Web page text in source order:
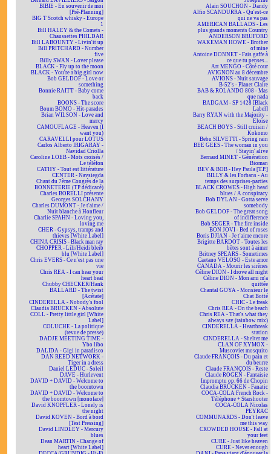
BIBIE - En souvenir de moi
[Pré-Planning]
BIG T Scotch whisky - Europe
1
Bill HALEY & the Comets -
Chaussettes PHILDAR
Bill LABOUNTY - Livin'it up
Bill PRITCHARD - Number
five
Billy SWAN - Lover please
BLACK - Fly up to the moon
BLACK - You're a big girl now
Bob GELDOF - Love or
something
Bonnie RAITT - Baby come
back
BOONS - The score
Boum BOMO - Hit-parades
Brian WILSON - Love and
mercy
CAMOUFLAGE - Heaven (I
want you)
CARAVELLI pour LOTUS
Carlos Alberto IRIGARAY -
Navidad Criolla
Caroline LOEB - Mots croisés /
Le téléfon
CATHY - Tout est littérature
CENTER - Navsiegda
Chant du 7ème Congrès de la
BONNETERIE (TP dédicacé)
Charles BORELLI présente
Georges SOLCHANY
Charles DUMONT - Je t'aime /
Nuit blanche à Honfleur
Charlie SPAHN - Loving you,
loving me
CHER - Gypsys, tramps and
thieves [White Label]
CHINA CRISIS - Black man ray
CHOPPER - Lili/Heidi bleib
blu [White Label]
Chris EVERS - Ce n'est pas une
vie
Chris REA - I can hear your
heart beat
Chubby CHECKER/Hank
BALLARD - The twist
[Acétate]
CINDERELLA - Nobody's fool
Claudia BRÜCKEN - Absolute
COLL - Pretty little girl [White
Label]
COLUCHE - La politique
(revue de presse)
DADJE MEETING TIME -
Ybo libo
DALIDA - Gigi in paradisco
DAN REED NETWORK -
Tiger in a dress
Daniel LEDUC - Soleil
DAVE - Hurlevent
DAVID + DAVID - Welcome to
the boomtown
DAVID + DAVID - Welcome to
the boomtown [monoface]
David KNOPFLER - Lonely is
the night
David KOVEN - Bord à bord
[Test Pressing]
David LINDLEY - Mercury
blues
Dean MARTIN - Change of
heart [White Label]
Alain SOUCHON - Dandy
Alfio SCANDURRA - Qu'est-ce
qui ne va pas
AMERICAN BALLADS - Les
plus grands moments Country
ANDERSON BRUFORD
WAKEMAN HOWE - Brother
of mine
Antoine DONNET - Fais gaffe à
ce que tu penses...
Art MENGO - Côté cour
AVIGNON au 8 décembre
AVIONS - Nuit sauvage
B-52's - Planet Claire
BAB & ROLANDO 808 - Mas
que nada
BADGAM - SP 1428 [Black
Label]
Barry RYAN with the Majority -
Eloïse
BEACH BOYS - Still cruisin /
Kokomo
Bebu SILVETTI - Spring rain
BEE GEES - The woman in you
/ Stayin' alive
Bernard MINET - Génération
Bioman
BEV & BOB - Hey Paula [T.P.]
BILLY & les Forbans - Au
temps des surprises-parties
BLACK CROWES - High head
blues / A conspiracy
Bob DYLAN - Gotta serve
somebody
Bob GELDOF - The great song
of indifference
Bob SEGER - The fire inside
BON JOVI - Bed of roses
Boris DJIAN - Je t'aime encore
Brigitte BARDOT - Toutes les
bêtes sont à aimer
Britney SPEARS - Sometimes
Caetano VELOSO - Este amor
CANADA - Mourir les sirènes
Céline DION - I drove all night
Céline DION - Mon ami m'a
quittée
Chantal GOYA - Monsieur le
Chat Botté
CHIC - Le freak
Chris REA - On the beach
Chris REA - That's what they
always say (rainbow mix)
CINDERELLA - Heartbreak
station
CINDERELLA - Shelter me
CLAN OF XYMOX -
Muscoviet mosquito
Claude FRANÇOIS - Du pain et
du beurre
Claude FRANÇOIS - Reste
Claude ROGEN - Fantaisie
Impromptu op. 66 de Chopin
Claudia BRÜCKEN - Fanatic
COCA-COLA French Rock -
Téléphone + Starshooter
COCA-COLA Nicolas
PEYRAC
COMMUNARDS - Don't leave
me this way
CROWDED HOUSE - Fall at
your feet
CURE - Just like heaven
CURE - Never enough